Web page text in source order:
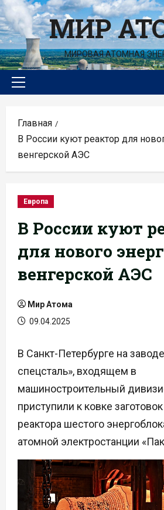
Перейти
к
содержимомуМИР
МИРОВАЯ АТОМНАЯ
Основное
Главная
В России куют реактор для
венгерской АЭС
Европа
В России куют
для нового
венгерской АЭС
Мир Атома
09.04.2025
В Санкт-Петербурге на
спецсталь», входящем в
машиностроительный
приступили к ковке
реактора шестого
атомной электростанции